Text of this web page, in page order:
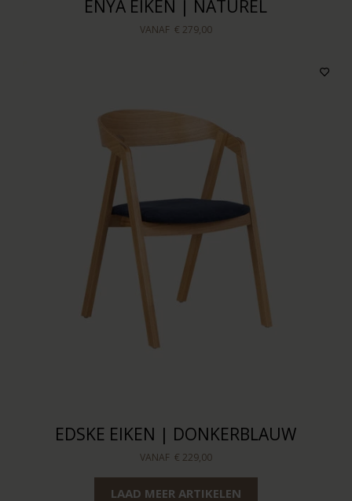
ENYA EIKEN | NATUREL
VANAF € 279,00
EDSKE EIKEN | DONKERBLAUW
VANAF € 229,00
LAAD MEER ARTIKELEN